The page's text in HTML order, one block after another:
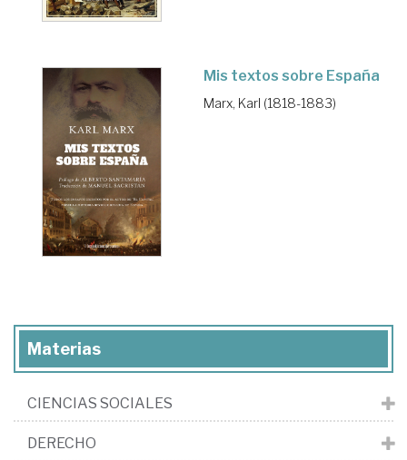
Mis textos sobre España
Marx, Karl (1818-1883)
Materias
CIENCIAS SOCIALES
DERECHO